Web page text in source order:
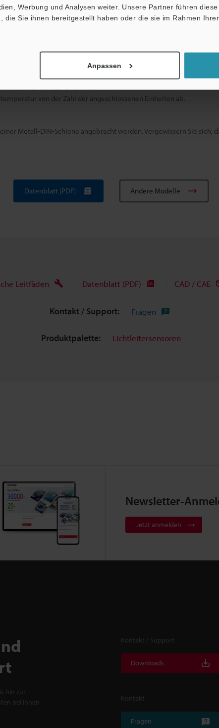
Werbung und Analysen weiter. Unsere Partner führen
die Sie ihnen bereitgestellt haben oder die sie im Rahmen
Anpassen
Umgebungstemperatur von den unten angegebenen
beträgt.
V11/R0, PS-T1, LV-21A/11A.
von der Zahl der angeschlossenen Einheiten ab.
Metall-DIN-Schiene angebracht werden. Vergewissern Sie sich,
Datenblatt (PDF) Andere Modelle
Leitfäden Datenblatt (PDF) CAD / CAE
Kontakt / Support: Fragen
Produktpalette: Lichtleitersensoren
Newsletter-
Jetzt anmelden
hin zur
bei Ihnen
Kontakt / Support
Downloads
Kontakt
Fragen